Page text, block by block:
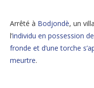
Arrêté à Bodjondè, un
l’individu en possession
fronde et d’une torche
meurtre.